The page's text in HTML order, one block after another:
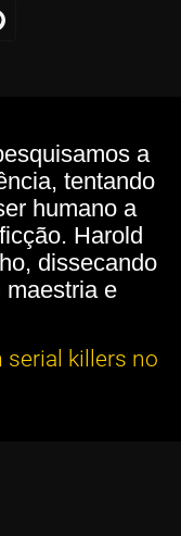
a
tentando
humano a
Harold
dissecando
e
serial killers no